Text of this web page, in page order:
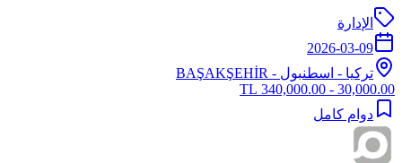
الإدارة
2026-03-09
تركيا - اسطنبول - BAŞAKŞEHİR
30,000.00 - 340,000.00 TL
دوام كامل